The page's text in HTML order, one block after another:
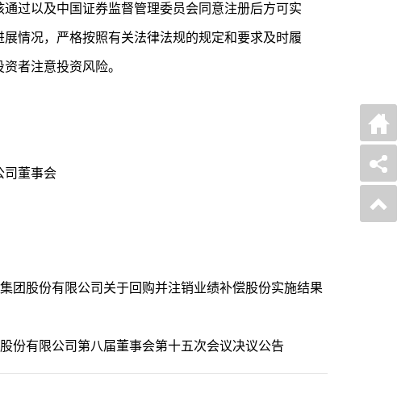
过以及中国证券监督管理委员会同意注册后方可实
情况，严格按照有关法律法规的规定和要求及时履
者注意投资风险。
司董事会
团股份有限公司关于回购并注销业绩补偿股份实施结果
份有限公司第八届董事会第十五次会议决议公告